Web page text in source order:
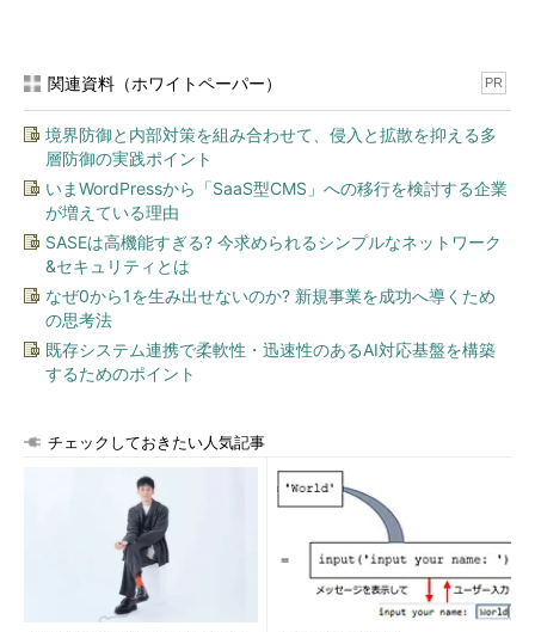
関連資料（ホワイトペーパー） PR
境界防御と内部対策を組み合わせて、侵入と拡散を抑える多
層防御の実践ポイント
いまWordPressから「SaaS型CMS」への移行を検討する企業
が増えている理由
SASEは高機能すぎる? 今求められるシンプルなネットワーク
&セキュリティとは
なぜ0から1を生み出せないのか? 新規事業を成功へ導くため
の思考法
既存システム連携で柔軟性・迅速性のあるAI対応基盤を構築
するためのポイント
チェックしておきたい人気記事